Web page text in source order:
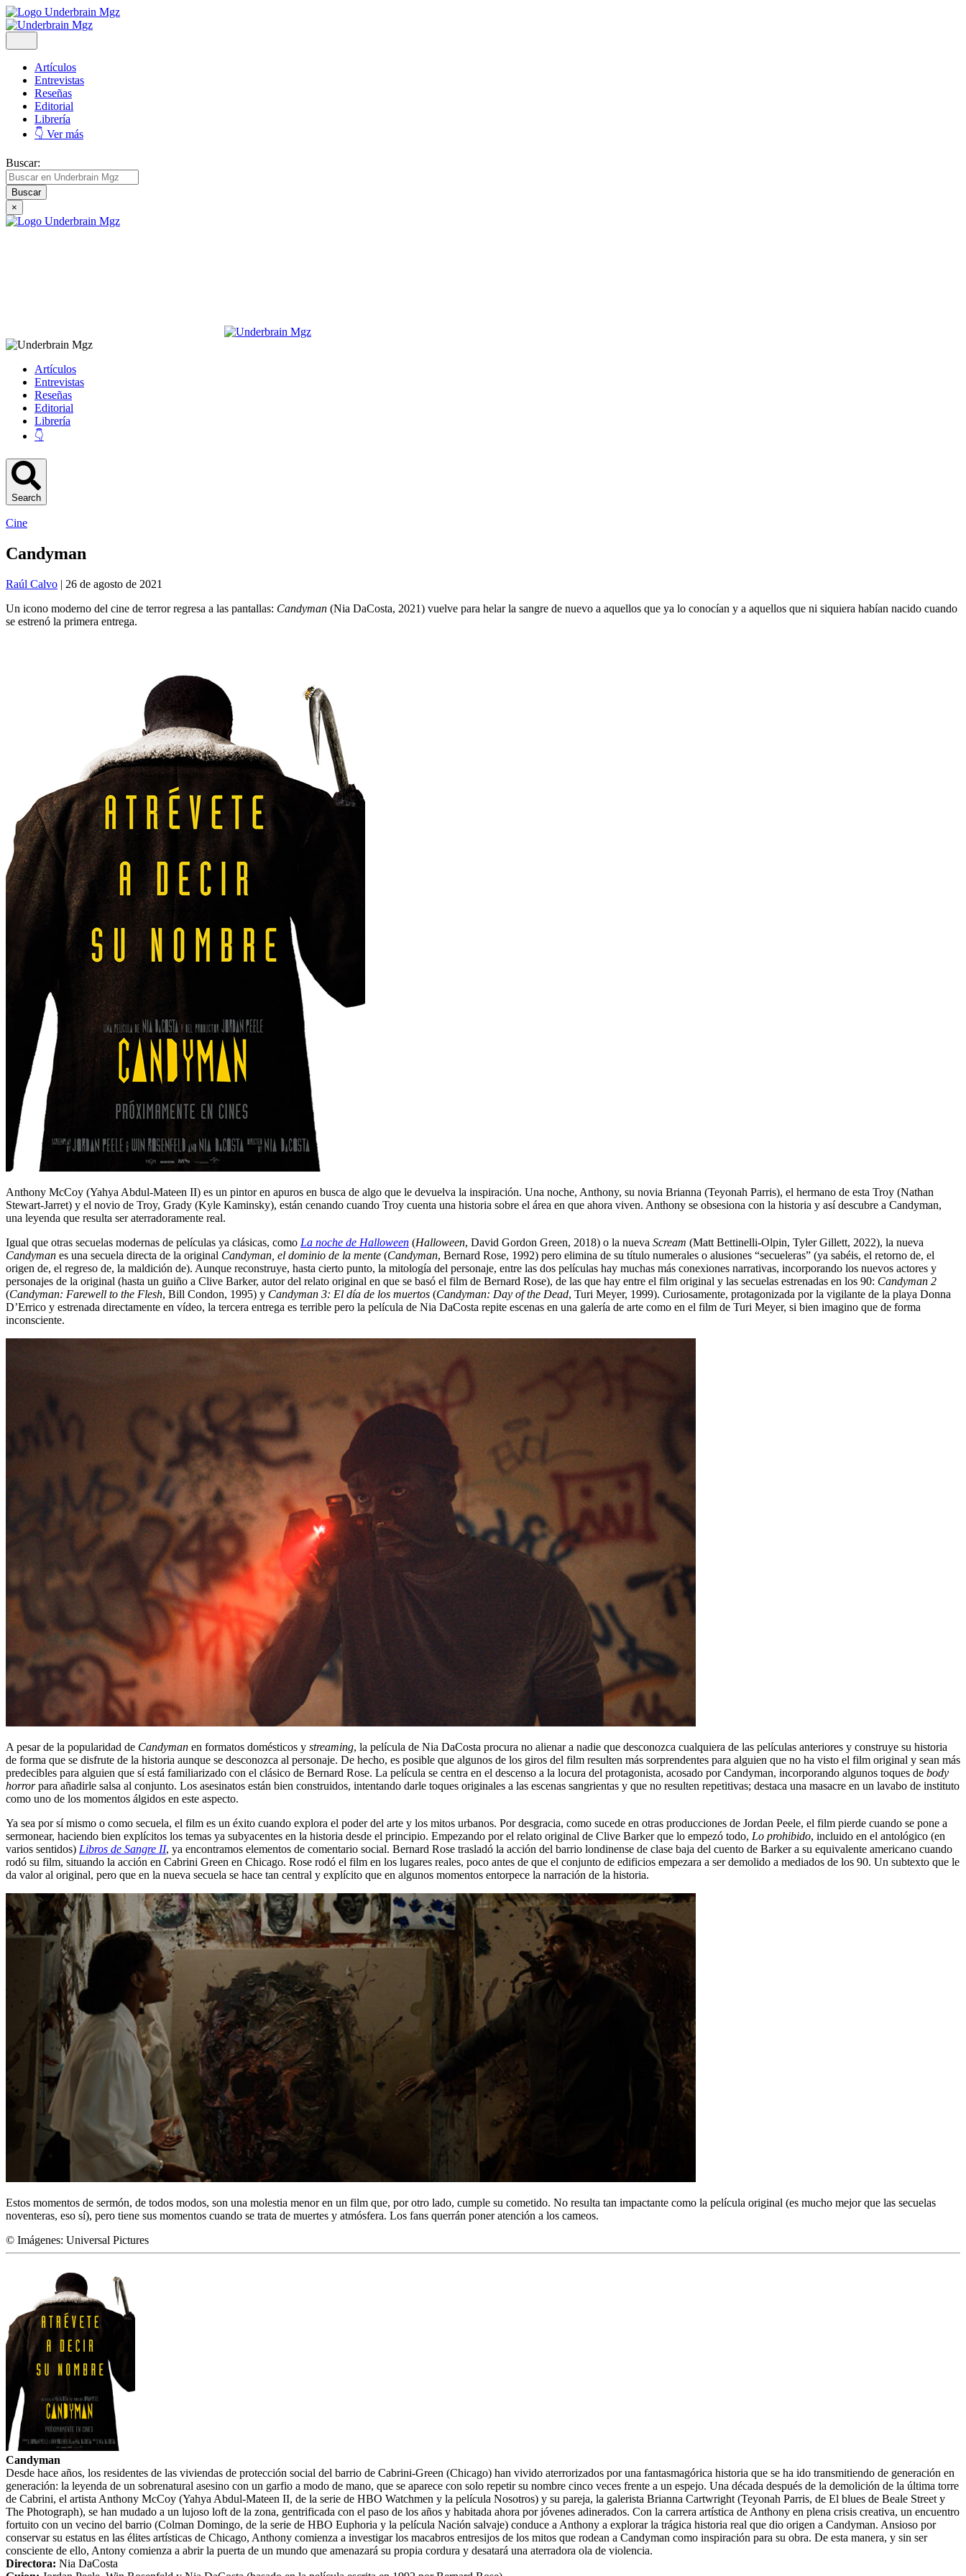
Artículos
Entrevistas
Reseñas
Editorial
Librería
👇 Ver más
Buscar:
×
Artículos
Entrevistas
Reseñas
Editorial
Librería
👇
Search
Cine
Candyman
Raúl Calvo | 26 de agosto de 2021
Un icono moderno del cine de terror regresa a las pantallas: Candyman (Nia DaCosta, 2021) vuelve para helar la sangre de nuevo a aquellos que ya lo conocían y a aquellos que ni siquiera habían nacido cuando
se estrenó la primera entrega.
Anthony McCoy (Yahya Abdul-Mateen II) es un pintor en apuros en busca de algo que le devuelva la inspiración. Una noche, Anthony, su novia Brianna (Teyonah Parris), el hermano de esta Troy (Nathan
Stewart-Jarret) y el novio de Troy, Grady (Kyle Kaminsky), están cenando cuando Troy cuenta una historia sobre el área en que ahora viven. Anthony se obsesiona con la historia y así descubre a Candyman,
una leyenda que resulta ser aterradoramente real.
Igual que otras secuelas modernas de películas ya clásicas, como La noche de Halloween (Halloween, David Gordon Green, 2018) o la nueva Scream (Matt Bettinelli-Olpin, Tyler Gillett, 2022), la nueva
Candyman es una secuela directa de la original Candyman, el dominio de la mente (Candyman, Bernard Rose, 1992) pero elimina de su título numerales o alusiones “secueleras” (ya sabéis, el retorno de, el
origen de, el regreso de, la maldición de). Aunque reconstruye, hasta cierto punto, la mitología del personaje, entre las dos películas hay muchas más conexiones narrativas, incorporando los nuevos actores y
personajes de la original (hasta un guiño a Clive Barker, autor del relato original en que se basó el film de Bernard Rose), de las que hay entre el film original y las secuelas estrenadas en los 90: Candyman 2
(Candyman: Farewell to the Flesh, Bill Condon, 1995) y Candyman 3: El día de los muertos (Candyman: Day of the Dead, Turi Meyer, 1999). Curiosamente, protagonizada por la vigilante de la playa Donna
D’Errico y estrenada directamente en vídeo, la tercera entrega es terrible pero la película de Nia DaCosta repite escenas en una galería de arte como en el film de Turi Meyer, si bien imagino que de forma
inconsciente.
A pesar de la popularidad de Candyman en formatos domésticos y streaming, la película de Nia DaCosta procura no alienar a nadie que desconozca cualquiera de las películas anteriores y construye su historia
de forma que se disfrute de la historia aunque se desconozca al personaje. De hecho, es posible que algunos de los giros del film resulten más sorprendentes para alguien que no ha visto el film original y sean más
predecibles para alguien que sí está familiarizado con el clásico de Bernard Rose. La película se centra en el descenso a la locura del protagonista, acosado por Candyman, incorporando algunos toques de body
horrorpara añadirle salsa al conjunto. Los asesinatos están bien construidos, intentando darle toques originales a las escenas sangrientas y que no resulten repetitivas; destaca una masacre en un lavabo de instituto
como uno de los momentos álgidos en este aspecto.
Ya sea por sí mismo o como secuela, el film es un éxito cuando explora el poder del arte y los mitos urbanos. Por desgracia, como sucede en otras producciones de Jordan Peele, el film pierde cuando se pone a
sermonear, haciendo bien explícitos los temas ya subyacentes en la historia desde el principio. Empezando por el relato original de Clive Barker que lo empezó todo, Lo prohibido, incluido en el antológico (en
varios sentidos) Libros de Sangre II, ya encontramos elementos de comentario social. Bernard Rose trasladó la acción del barrio londinense de clase baja del cuento de Barker a su equivalente americano cuando
rodó su film, situando la acción en Cabrini Green en Chicago. Rose rodó el film en los lugares reales, poco antes de que el conjunto de edificios empezara a ser demolido a mediados de los 90. Un subtexto que le
da valor al original, pero que en la nueva secuela se hace tan central y explícito que en algunos momentos entorpece la narración de la historia.
Estos momentos de sermón, de todos modos, son una molestia menor en un film que, por otro lado, cumple su cometido. No resulta tan impactante como la película original (es mucho mejor que las secuelas
noventeras, eso sí), pero tiene sus momentos cuando se trata de muertes y atmósfera. Los fans querrán poner atención a los cameos.
© Imágenes: Universal Pictures
Candyman
Desde hace años, los residentes de las viviendas de protección social del barrio de Cabrini-Green (Chicago) han vivido aterrorizados por una fantasmagórica historia que se ha ido transmitiendo de generación en
generación: la leyenda de un sobrenatural asesino con un garfio a modo de mano, que se aparece con solo repetir su nombre cinco veces frente a un espejo. Una década después de la demolición de la última torre
de Cabrini, el artista Anthony McCoy (Yahya Abdul-Mateen II, de la serie de HBO Watchmen y la película Nosotros) y su pareja, la galerista Brianna Cartwright (Teyonah Parris, de El blues de Beale Street y
The Photograph), se han mudado a un lujoso loft de la zona, gentrificada con el paso de los años y habitada ahora por jóvenes adinerados. Con la carrera artística de Anthony en plena crisis creativa, un encuentro
fortuito con un vecino del barrio (Colman Domingo, de la serie de HBO Euphoria y la película Nación salvaje) conduce a Anthony a explorar la trágica historia real que dio origen a Candyman. Ansioso por
conservar su estatus en las élites artísticas de Chicago, Anthony comienza a investigar los macabros entresijos de los mitos que rodean a Candyman como inspiración para su obra. De esta manera, y sin ser
consciente de ello, Antony comienza a abrir la puerta de un mundo que amenazará su propia cordura y desatará una aterradora ola de violencia.
Directora: Nia DaCosta